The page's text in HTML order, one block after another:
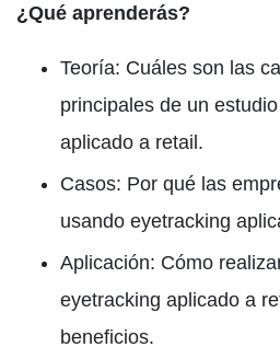
¿Qué aprenderás?
Teoría: Cuáles son las
principales de un
aplicado a retail.
Casos: Por qué las
usando eyetracking
Aplicación: Cómo
eyetracking aplicado a
beneficios.